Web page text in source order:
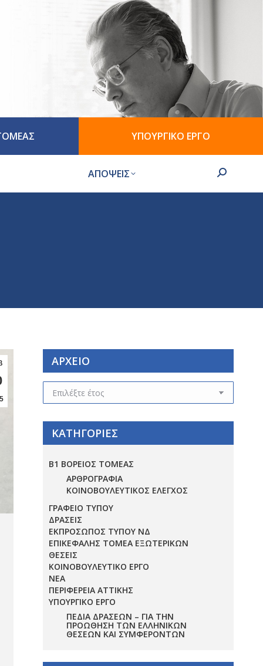
ΥΠΟΥΡΓΙΚΟ ΕΡΓΟ
ΑΠΟΨΕΙΣ Search:
ΑΡΧΕΙΟ
ΑΡΧΕΙΟ
ΚΑΤΗΓΟΡΙΕΣ
Β1 ΒΟΡΕΙΟΣ ΤΟΜΕΑΣ
ΑΡΘΡΟΓΡΑΦΙΑ
ΚΟΙΝΟΒΟΥΛΕΥΤΙΚΟΣ ΕΛΕΓΧΟΣ
ΓΡΑΦΕΙΟ ΤΥΠΟΥ
ΔΡΑΣΕΙΣ
ΕΚΠΡΟΣΩΠΟΣ ΤΥΠΟΥ ΝΔ
ΕΠΙΚΕΦΑΛΗΣ ΤΟΜΕΑ ΕΞΩΤΕΡΙΚΩΝ
ΘΕΣΕΙΣ
ΚΟΙΝΟΒΟΥΛΕΥΤΙΚΟ ΕΡΓΟ
ΝΕΑ
ΠΕΡΙΦΕΡΕΙΑ ΑΤΤΙΚΗΣ
ΥΠΟΥΡΓΙΚΟ ΕΡΓΟ
ΠΕΔΊΑ ΔΡΆΣΕΩΝ – ΓΙΑ ΤΗΝ
ΠΡΟΏΘΗΣΗ ΤΩΝ ΕΛΛΗΝΙΚΏΝ
ΘΈΣΕΩΝ ΚΑΙ ΣΥΜΦΕΡΌΝΤΩΝ